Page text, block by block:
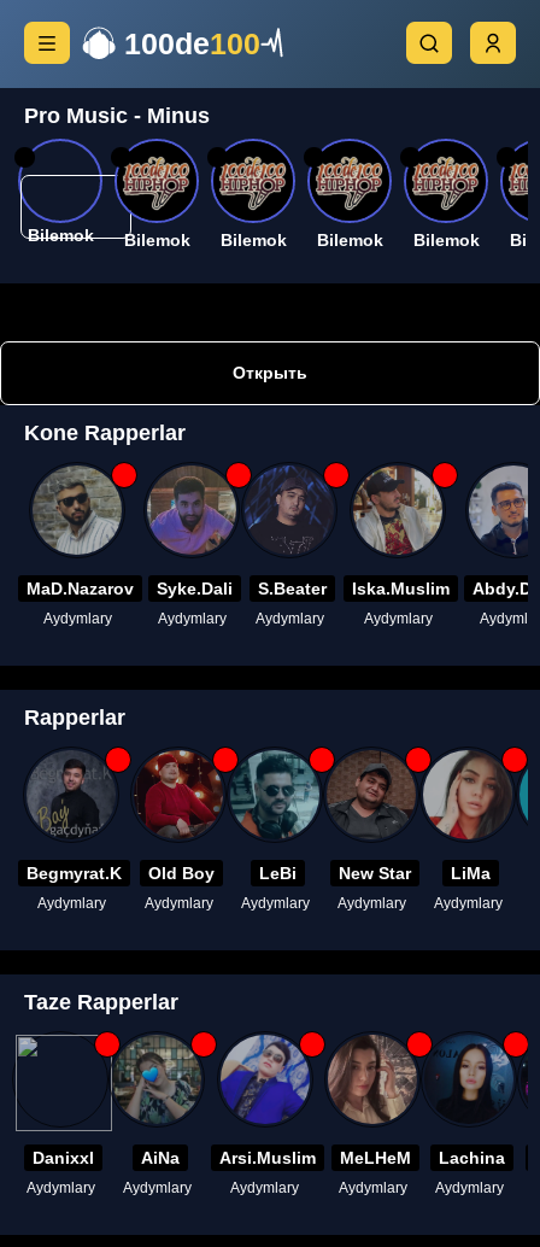
100de100
Pro Music - Minus
Bilemok Bilemok Bilemok Bilemok Bilemok
Открыть
Kone Rapperlar
MaD.Nazarov
Aydymlary
Syke.Dali
Aydymlary
S.Beater
Aydymlary
Iska.Muslim
Aydymlary
Rapperlar
Begmyrat.K
Aydymlary
Old Boy
Aydymlary
LeBi
Aydymlary
New Star
Aydymlary
LiMa
Aydymlary
Taze Rapperlar
Danixxl
Aydymlary
AiNa
Aydymlary
Arsi.Muslim
Aydymlary
MeLHeM
Aydymlary
Lachina
Aydymlary